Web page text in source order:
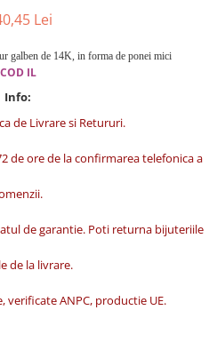
Lei
galben de 14K, in forma de ponei mici
COD IL
Info:
de Livrare si Retururi.
de ore de la confirmarea telefonica a
de garantie. Poti returna bijuteriile
de la livrare.
verificate ANPC, productie UE.